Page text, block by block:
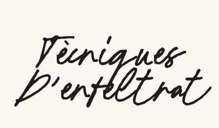
Tècniques
D’enfeltrat